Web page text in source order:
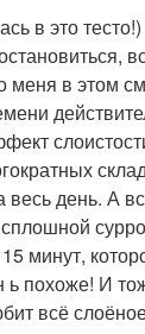
в это
меня в этом
весь день. А
минут,
ь похоже! И
всё